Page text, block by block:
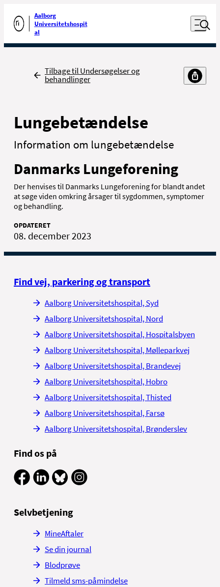
Gå til forsiden
Aalborg
Universitetshospit
al
Åben
Udfør søgning
Tilbage
Tilbage til Undersøgelser og
behandlinger
Lungebetændelse
Information om lungebetændelse
Danmarks Lungeforening
Der henvises til Danmarks Lungeforening for blandt andet
at søge viden omkring årsager til sygdommen, symptomer
og behandling.
OPDATERET
08. december 2023
Find vej, parkering og transport
Aalborg Universitetshospital, Syd
Aalborg Universitetshospital, Nord
Aalborg Universitetshospital, Hospitalsbyen
Aalborg Universitetshospital, Mølleparkvej
Aalborg Universitetshospital, Brandevej
Aalborg Universitetshospital, Hobro
Aalborg Universitetshospital, Thisted
Aalborg Universitetshospital, Farsø
Aalborg Universitetshospital, Brønderslev
Find os på
Selvbetjening
MineAftaler
Se din journal
Blodprøve
Tilmeld sms-påmindelse